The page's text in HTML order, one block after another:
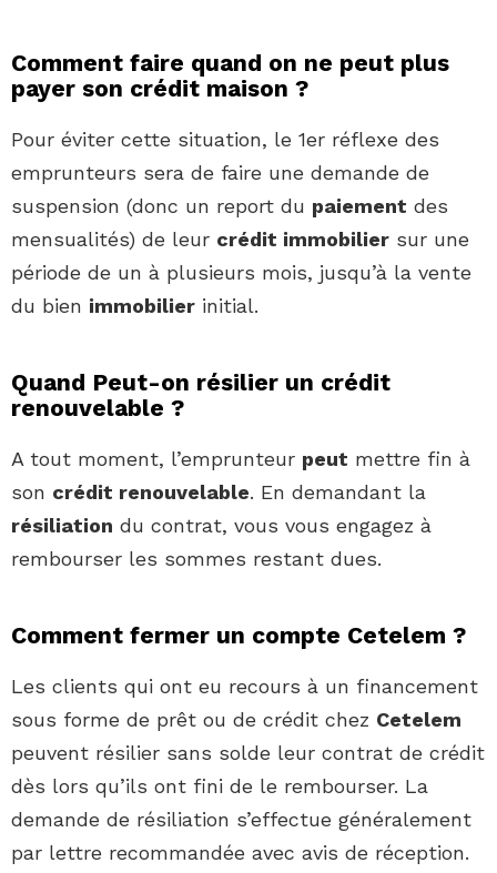
Comment faire quand on ne peut plus
payer son crédit maison ?
Pour éviter cette situation, le 1er réflexe des
emprunteurs sera de faire une demande de
suspension (donc un report du paiement des
mensualités) de leur crédit immobilier sur une
période de un à plusieurs mois, jusqu’à la vente
du bien immobilier initial.
Quand Peut-on résilier un crédit
renouvelable ?
A tout moment, l’emprunteur peut mettre fin à
son crédit renouvelable. En demandant la
résiliation du contrat, vous vous engagez à
rembourser les sommes restant dues.
Comment fermer un compte Cetelem ?
Les clients qui ont eu recours à un financement
sous forme de prêt ou de crédit chez Cetelem
peuvent résilier sans solde leur contrat de crédit
dès lors qu’ils ont fini de le rembourser. La
demande de résiliation s’effectue généralement
par lettre recommandée avec avis de réception.